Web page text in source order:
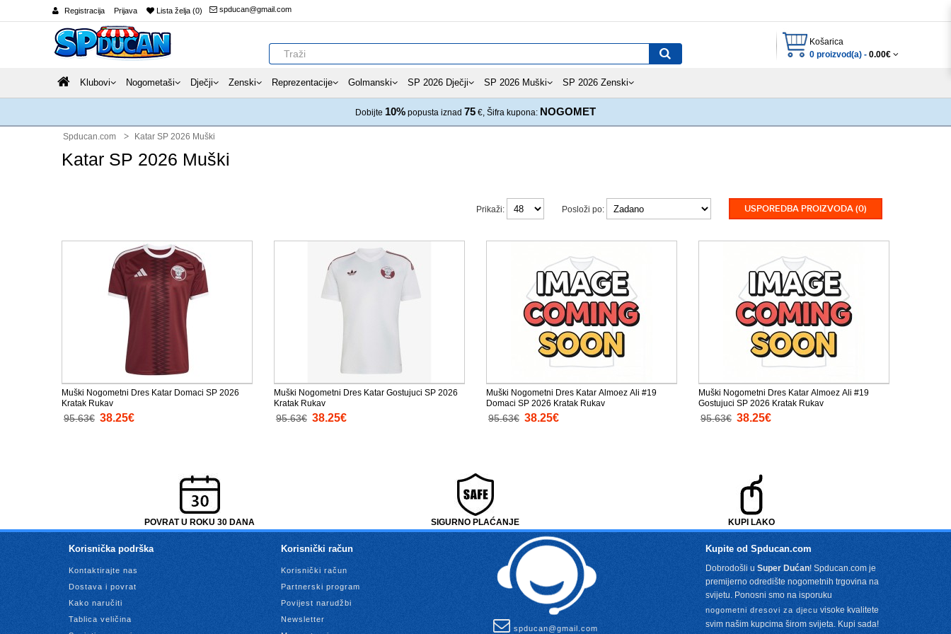
Registracija Prijava Lista želja (0) spducan@gmail.com
Košarica
0 proizvod(a) - 0.00€
Klubovi Nogometaši Dječji Zenski Reprezentacije Golmanski SP 2026 Dječji SP 2026 Muški SP 2026 Zenski
Dobijte 10% popusta iznad 75 €, Šifra kupona: NOGOMET
Spducan.com Katar SP 2026 Muški
Katar SP 2026 Muški
USPOREDBA PROIZVODA (0)
Posloži po:
Prikaži:
Muški Nogometni Dres Katar Domaci SP 2026
Kratak Rukav
95.63€ 38.25€
Muški Nogometni Dres Katar Gostujuci SP 2026
Kratak Rukav
95.63€ 38.25€
Muški Nogometni Dres Katar Almoez Ali #19
Domaci SP 2026 Kratak Rukav
95.63€ 38.25€
Muški Nogometni Dres Katar Almoez Ali #19
Gostujuci SP 2026 Kratak Rukav
95.63€ 38.25€
POVRAT U ROKU 30 DANA SIGURNO PLAĆANJE KUPI LAKO
Korisnička podrška
Kontaktirajte nas
Dostava i povrat
Kako naručiti
Tablica veličina
Korisnički račun
Korisnički račun
Partnerski program
Povijest narudžbi
Newsletter
spducan@gmail.com
Kupite od Spducan.com
Dobrodošli u Super Dućan! Spducan.com je
premijerno odredište nogometnih trgovina na
svijetu. Ponosni smo na isporuku
nogometni dresovi za djecu visoke kvalitete
svim našim kupcima širom svijeta. Kupi sada!